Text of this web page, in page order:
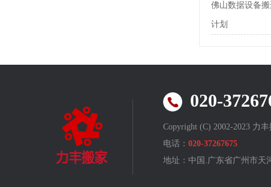
佛山数据设备
计划
020-
Copyright (C) 2002-2023 力
电话： 020-37267675
地址：中国.广东省广州 市天